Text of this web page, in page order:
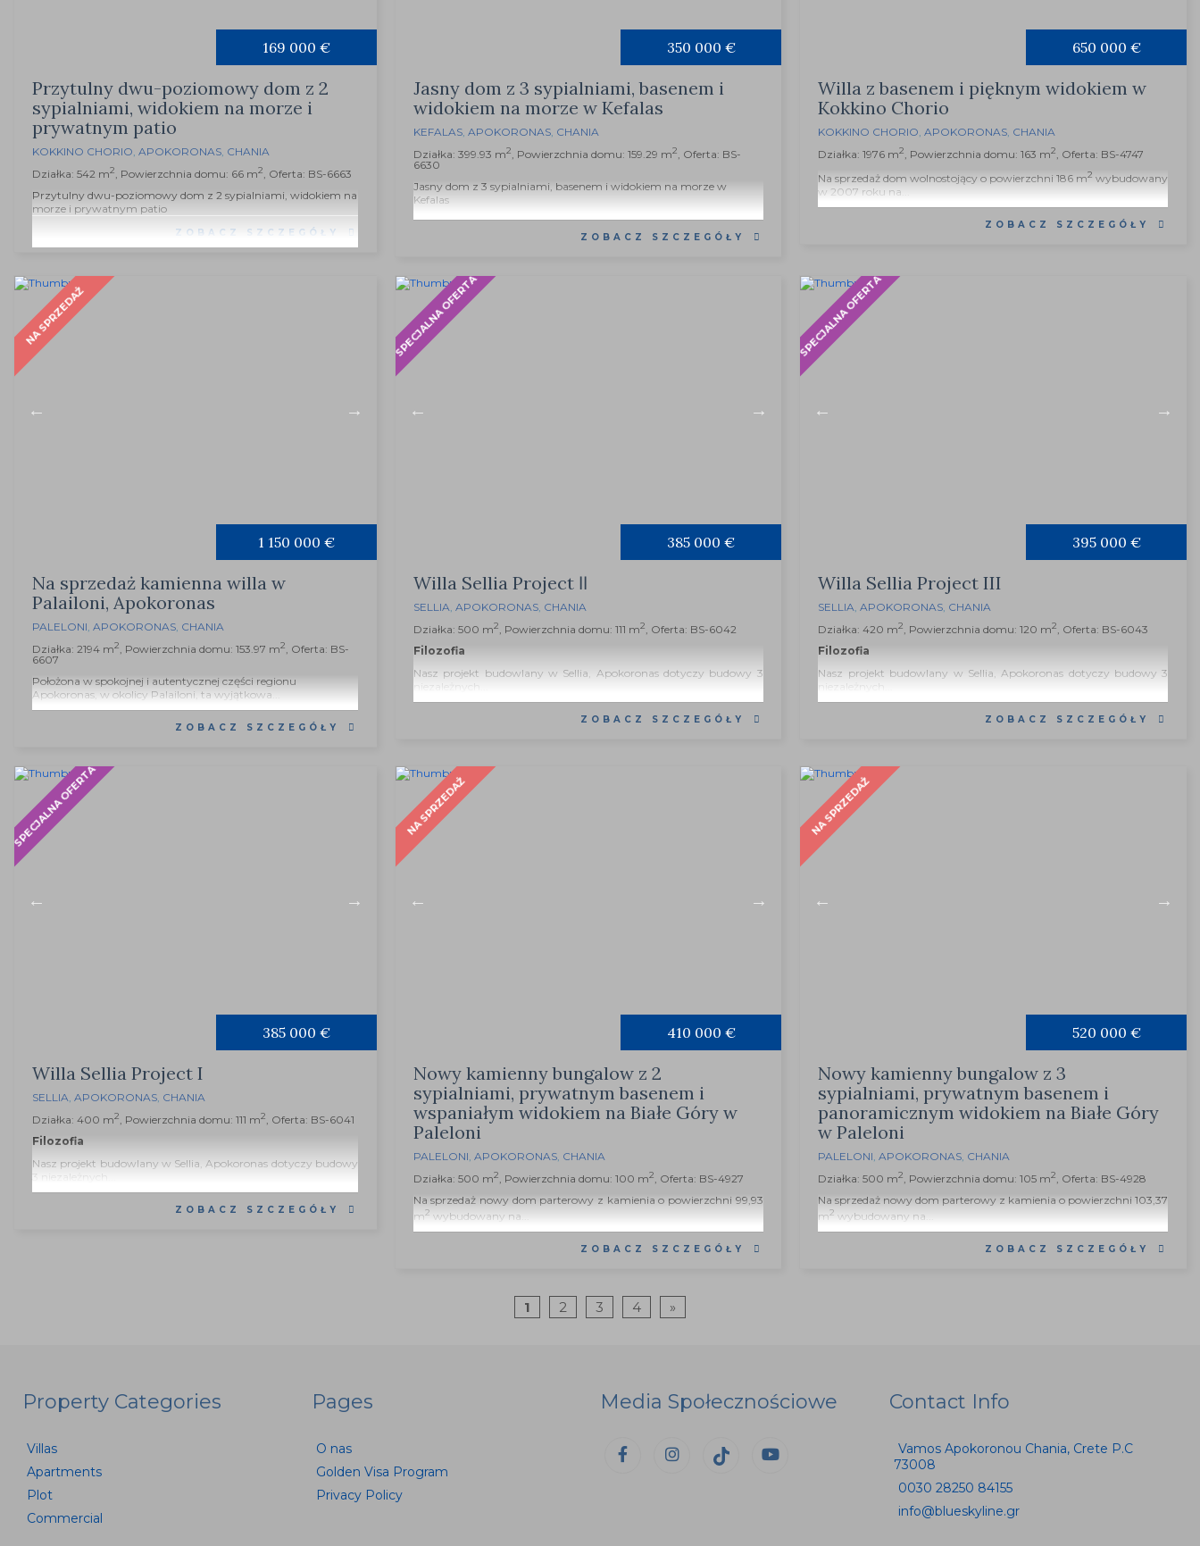
169 000 €
Przytulny dwu-poziomowy dom z 2
sypialniami, widokiem na morze i
prywatnym patio
KOKKINO CHORIO, APOKORONAS, CHANIA
Działka: 542 m2, Powierzchnia domu: 66 m2, Oferta: BS-6663
Przytulny dwu-poziomowy dom z 2 sypialniami, widokiem na
morze i prywatnym patio
ZOBACZ SZCZEGÓŁY
350 000 €
Jasny dom z 3 sypialniami, basenem i
widokiem na morze w Kefalas
KEFALAS, APOKORONAS, CHANIA
Działka: 399.93 m2, Powierzchnia domu: 159.29 m2, Oferta: BS-
6630
Jasny dom z 3 sypialniami, basenem i widokiem na morze w
Kefalas
ZOBACZ SZCZEGÓŁY
650 000 €
Willa z basenem i pięknym widokiem w
Kokkino Chorio
KOKKINO CHORIO,APOKORONAS, CHANIA
Działka: 1976 m2, Powierzchnia domu: 163 m2, Oferta: BS-4747
Na sprzedaż dom wolnostojący o powierzchni 186 m2 wybudowany
w 2007 roku na...
ZOBACZ SZCZEGÓŁY
NA SPRZEDAŻ
1 150 000 €
Na sprzedaż kamienna willa w
Palailoni, Apokoronas
PALELONI, APOKORONAS, CHANIA
Działka: 2194 m2, Powierzchnia domu: 153.97 m2, Oferta: BS-
6607
Położona w spokojnej i autentycznej części regionu
Apokoronas, w okolicy Palailoni, ta wyjątkowa...
ZOBACZ SZCZEGÓŁY
SPECJALNA OFERTA
385 000 €
Willa Sellia Project ΙΙ
SELLIA, APOKORONAS, CHANIA
Działka: 500 m2, Powierzchnia domu: 111 m2, Oferta: BS-6042
Filozofia
Nasz projekt budowlany w Sellia, Apokoronas dotyczy budowy 3
niezależnych...
ZOBACZ SZCZEGÓŁY
SPECJALNA OFERTA
395 000 €
Willa Sellia Project III
SELLIA,APOKORONAS, CHANIA
Działka: 420 m2, Powierzchnia domu: 120 m2, Oferta: BS-6043
Filozofia
Nasz projekt budowlany w Sellia, Apokoronas dotyczy budowy 3
niezależnych...
ZOBACZ SZCZEGÓŁY
SPECJALNA OFERTA
385 000 €
Willa Sellia Project I
SELLIA, APOKORONAS, CHANIA
Działka: 400 m2, Powierzchnia domu: 111 m2, Oferta: BS-6041
Filozofia
Nasz projekt budowlany w Sellia, Apokoronas dotyczy budowy
3 niezależnych...
ZOBACZ SZCZEGÓŁY
NA SPRZEDAŻ
410 000 €
Nowy kamienny bungalow z 2
sypialniami, prywatnym basenem i
wspaniałym widokiem na Białe Góry w
Paleloni
PALELONI, APOKORONAS, CHANIA
Działka: 500 m2, Powierzchnia domu: 100 m2, Oferta: BS-4927
Na sprzedaż nowy dom parterowy z kamienia o powierzchni 99,93
m2 wybudowany na...
ZOBACZ SZCZEGÓŁY
NA SPRZEDAŻ
520 000 €
Nowy kamienny bungalow z 3
sypialniami, prywatnym basenem i
panoramicznym widokiem na Białe Góry
w Paleloni
PALELONI,APOKORONAS, CHANIA
Działka: 500 m2, Powierzchnia domu: 105 m2, Oferta: BS-4928
Na sprzedaż nowy dom parterowy z kamienia o powierzchni 103,37
m2 wybudowany na...
ZOBACZ SZCZEGÓŁY
1 2 3 4 »
Property Categories
Villas
Apartments
Plot
Commercial
Pages
O nas
Golden Visa Program
Privacy Policy
Media Społecznościowe Contact Info
Vamos Apokoronou Chania, Crete P.C
73008
0030 28250 84155
info@blueskyline.gr